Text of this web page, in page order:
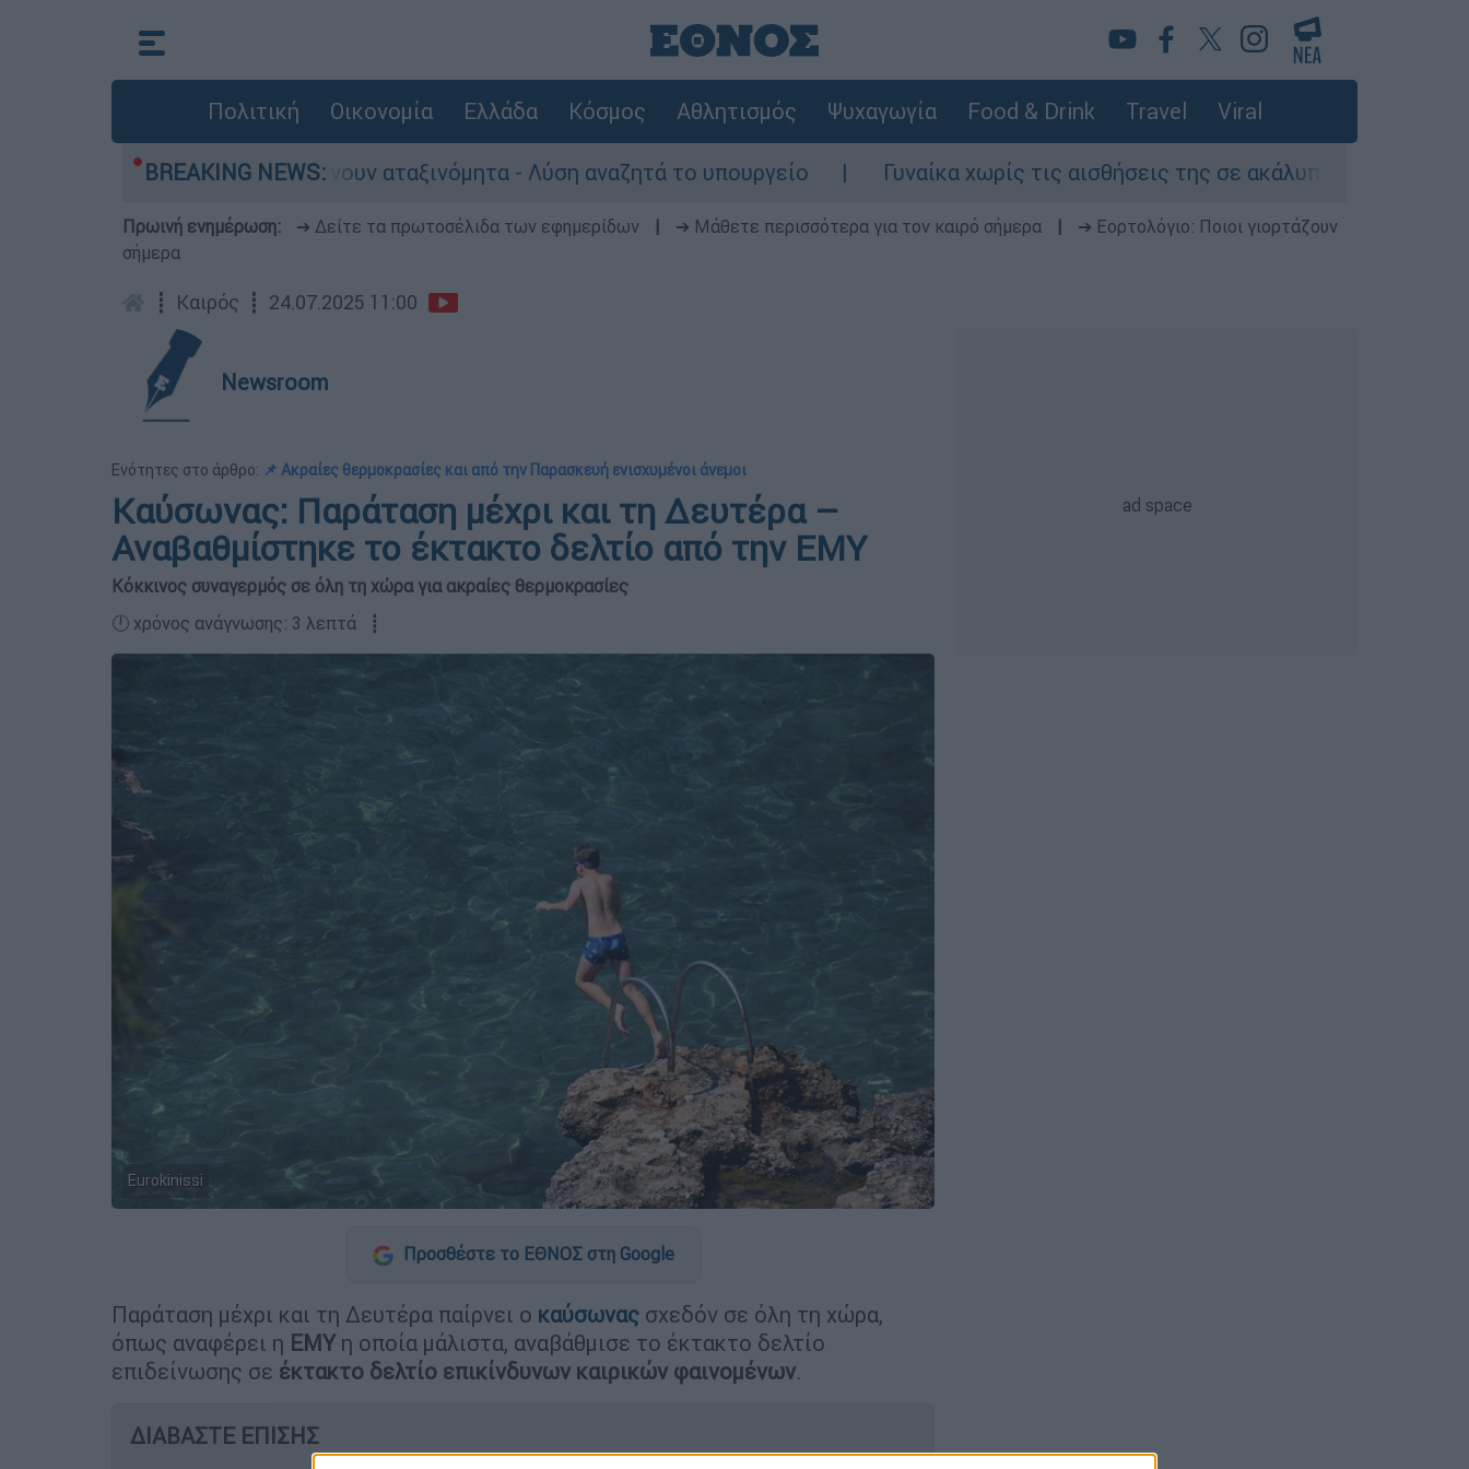
Πολιτική Οικονομία Ελλάδα Κόσμος Αθλητισμός Ψυχαγωγία Food & Drink Travel Viral
BREAKING NEWS:
παραμένουν αταξινόμητα - Λύση αναζητά το υπουργείο Γυναίκα χωρίς τις αισθήσεις της σε ακάλυπτο πολυκατοικίας στη
Πρωινή ενημέρωση: ➔ Δείτε τα πρωτοσέλιδα των εφημερίδων ➔ Μάθετε περισσότερα για τον καιρό σήμερα
➔ Εορτολόγιο: Ποιοι γιορτάζουν
σήμερα
┋ Καιρός ┋ 24.07.2025 11:00
Newsroom
Ενότητες στο άρθρο: 📌 Ακραίες θερμοκρασίες και από την Παρασκευή ενισχυμένοι άνεμοι
Καύσωνας: Παράταση μέχρι και τη Δευτέρα –
Αναβαθμίστηκε το έκτακτο δελτίο από την ΕΜΥ
Κόκκινος συναγερμός σε όλη τη χώρα για ακραίες θερμοκρασίες
🕛 χρόνος ανάγνωσης: 3 λεπτά ┋
Eurokinissi
Προσθέστε το ΕΘΝΟΣ στη Google
Παράταση μέχρι και τη Δευτέρα παίρνει ο καύσωνας σχεδόν σε όλη τη χώρα,
όπως αναφέρει η ΕΜΥη οποία μάλιστα, αναβάθμισε το έκτακτο δελτίο
επιδείνωσης σε έκτακτο δελτίο επικίνδυνων καιρικών φαινομένων.
ΔΙΑΒΑΣΤΕ ΕΠΙΣΗΣ